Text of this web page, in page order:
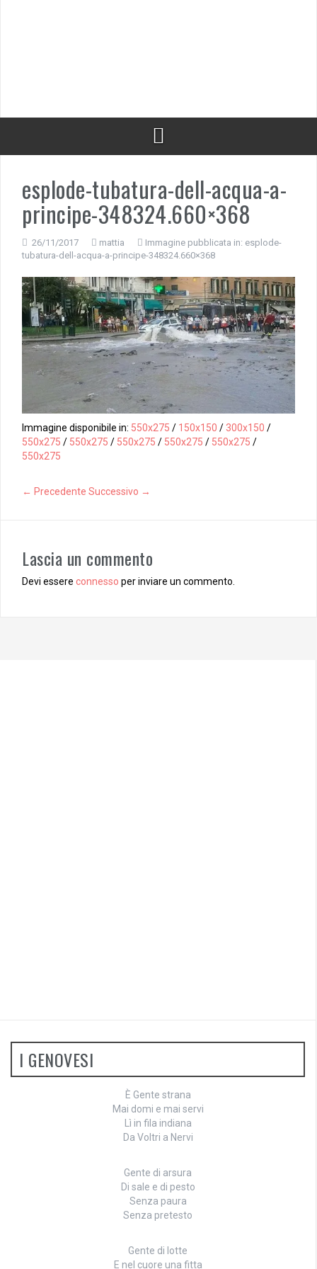
esplode-tubatura-dell-acqua-a-
principe-348324.660×368
26/11/2017 mattia Immagine pubblicata in: esplode-
tubatura-dell-acqua-a-principe-348324.660×368
Immagine disponibile in: 550x275 / 150x150 / 300x150 /
550x275 / 550x275 / 550x275 / 550x275 / 550x275 /
550x275
← Precedente Successivo →
Lascia un commento
Devi essere connesso per inviare un commento.
I GENOVESI
È Gente strana
Mai domi e mai servi
Lì in fila indiana
Da Voltri a Nervi
Gente di arsura
Di sale e di pesto
Senza paura
Senza pretesto
Gente di lotte
E nel cuore una fitta